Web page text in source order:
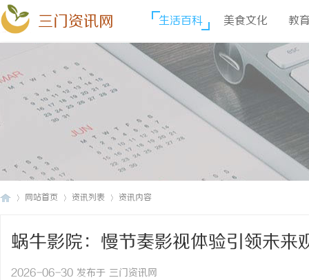
三门资讯网 生活百科 美食文化 教
网站首页 资讯列表 资讯内容
蜗牛影院：慢节奏影视体验引领未来
2026-06-30 发布于 三门资讯网